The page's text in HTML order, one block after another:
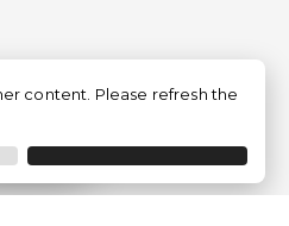
Filtro
content. Please refresh the